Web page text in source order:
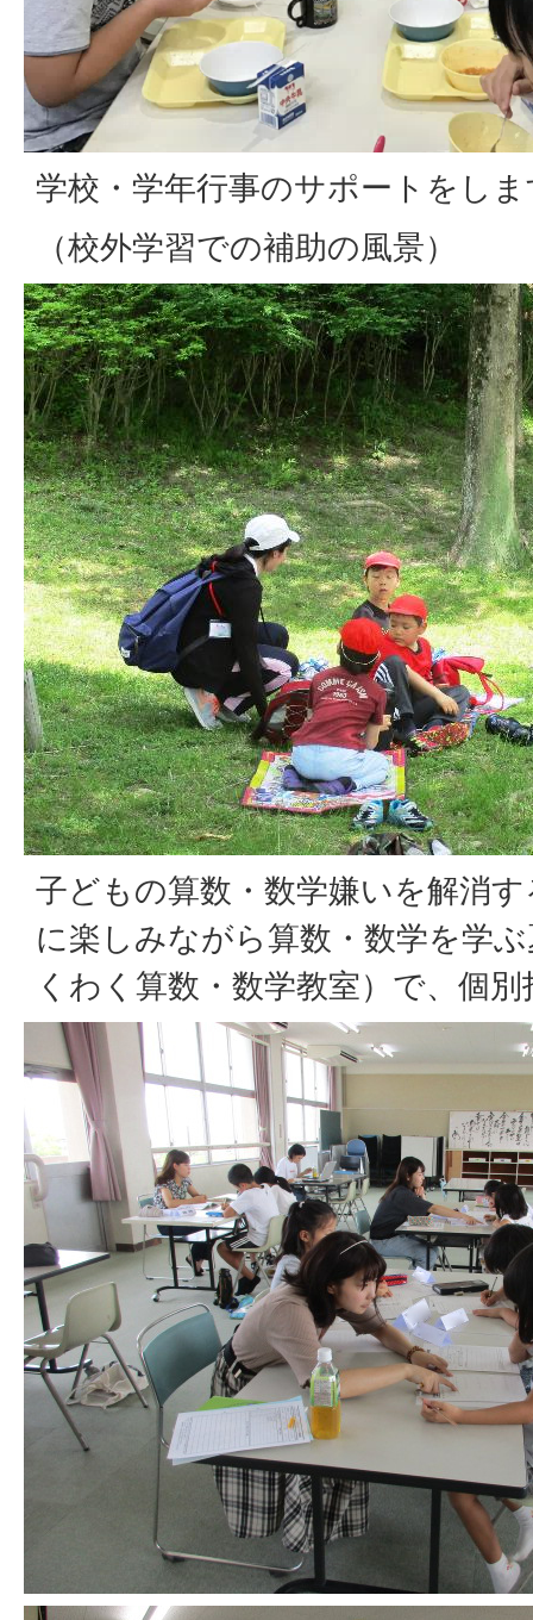
学校・学年行事のサポートをし
（校外学習での補助の風景）
子どもの算数・数学嫌いを解消
に楽しみながら算数・数学を学
くわく算数・数学教室）で、個